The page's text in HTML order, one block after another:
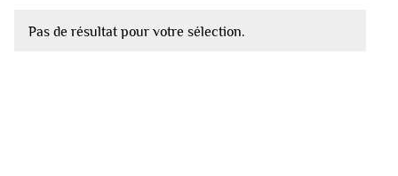
Pas de résultat pour votre sélection.